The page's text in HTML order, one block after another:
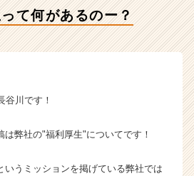
て何があるのー？
谷川です！
弊社の"福利厚生"についてです！
いうミッションを掲げている弊社では